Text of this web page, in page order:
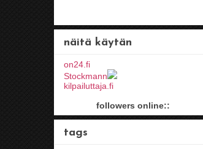
näitä käytän
on24.fi
Stockmann
kilpailuttaja.fi
followers online::
tags